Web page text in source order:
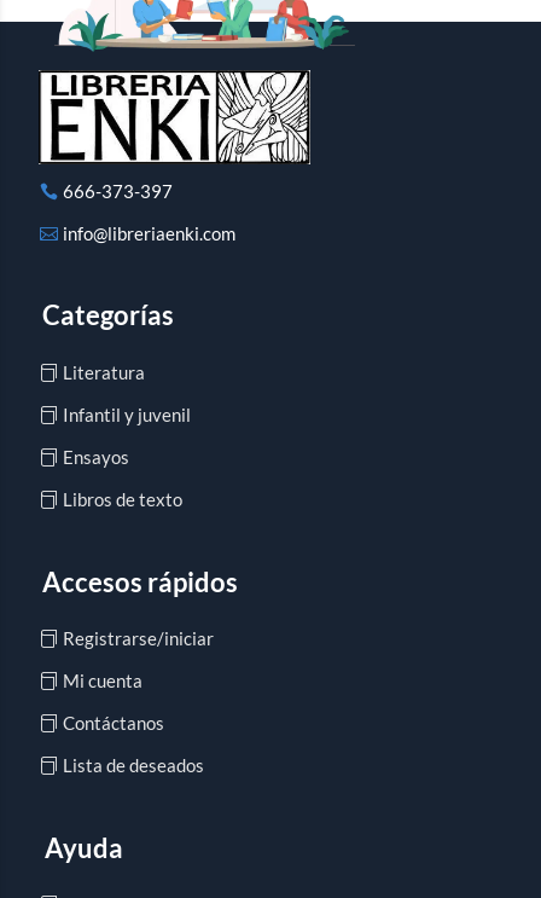
666-373-397
info@libreriaenki.com
Categorías
Literatura
Infantil y juvenil
Ensayos
Libros de texto
Accesos rápidos
Registrarse/iniciar
Mi cuenta
Contáctanos
Lista de deseados
Ayuda